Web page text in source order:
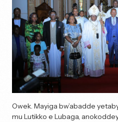
Owek. Mayiga bw’abadde
mu Lutikko e Lubaga,